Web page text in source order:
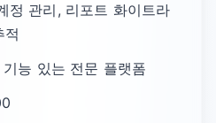
정 관리, 리포트 화이트라
적
기능 있는 전문 플랫폼